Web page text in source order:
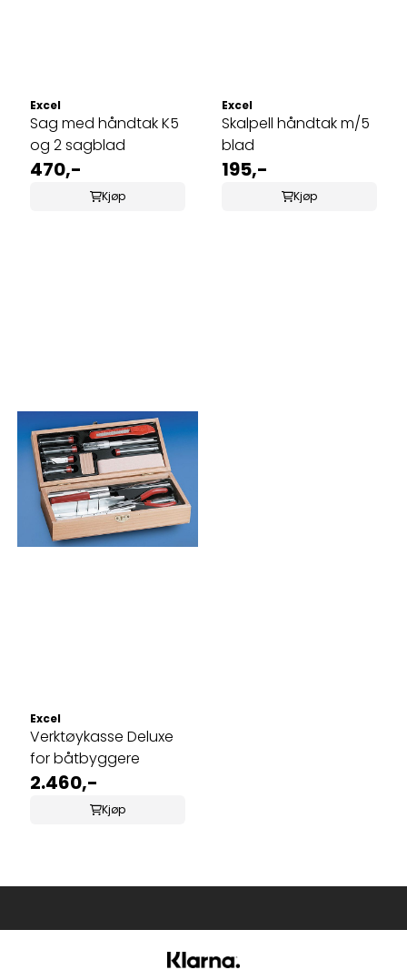
Excel
Sag med håndtak K5
og 2 sagblad
470,-
Kjøp
Excel
Skalpell håndtak m/5
blad
195,-
Kjøp
Excel
Verktøykasse Deluxe
for båtbyggere
2.460,-
Kjøp